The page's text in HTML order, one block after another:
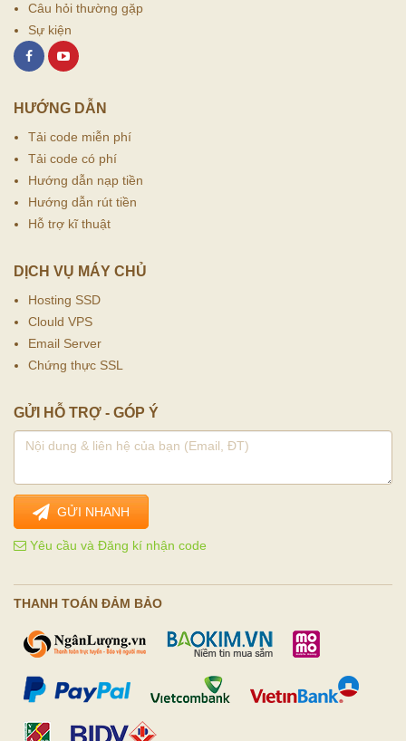
Câu hỏi thường gặp
Sự kiện
HƯỚNG DẪN
Tải code miễn phí
Tải code có phí
Hướng dẫn nạp tiền
Hướng dẫn rút tiền
Hỗ trợ kĩ thuật
DỊCH VỤ MÁY CHỦ
Hosting SSD
Clould VPS
Email Server
Chứng thực SSL
GỬI HỖ TRỢ - GÓP Ý
GỬI NHANH
Yêu cầu và Đăng kí nhận code
THANH TOÁN ĐẢM BẢO